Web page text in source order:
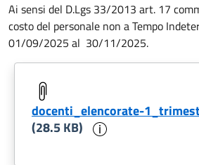
Ai sensi del D.Lgs 33/2013 art. 17
costo del personale non a Tempo
01/09/2025 al 30/11/2025.
docenti_elencorate-
(28.5 KB)